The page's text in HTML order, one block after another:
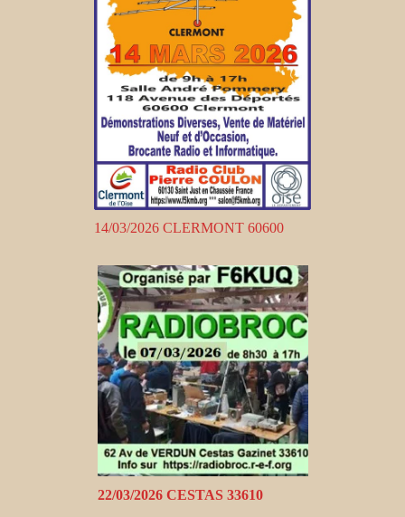
14/03/2026 CLERMONT 60600
22/03/2026 CESTAS 33610